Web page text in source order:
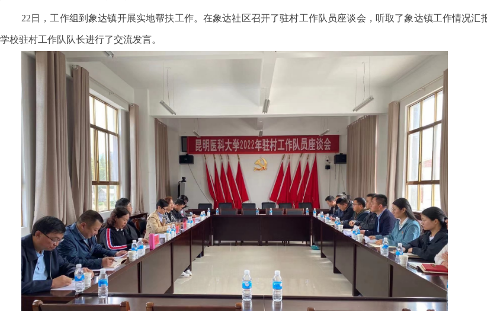
22日，工作组到象达镇开展实地帮扶工作。在象达社区召开了驻村工作队员座谈会，听取了象达镇工作情况汇
学校驻村工作队队长进行了交流发言。